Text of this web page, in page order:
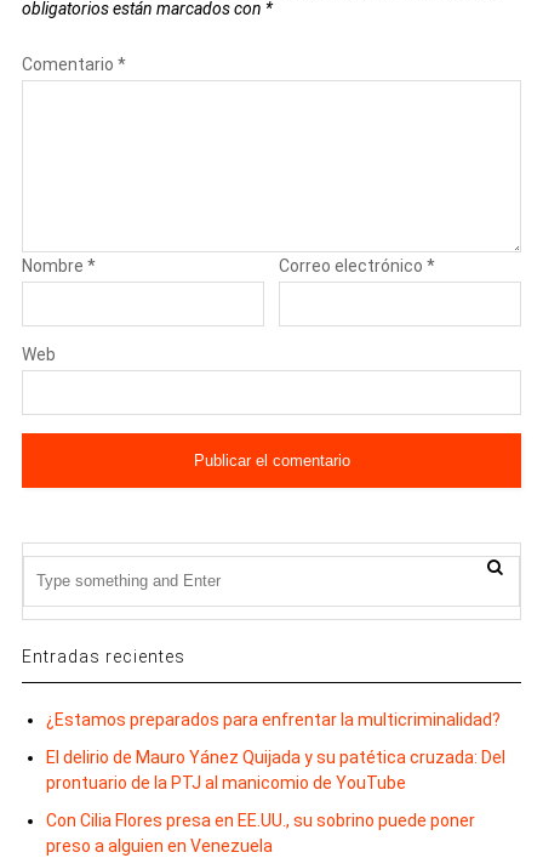
obligatorios están marcados con *
Comentario *
Nombre * Correo electrónico*
Web
Entradas recientes
¿Estamos preparados para enfrentar la multicriminalidad?
El delirio de Mauro Yánez Quijada y su patética cruzada: Del
prontuario de la PTJ al manicomio de YouTube
Con Cilia Flores presa en EE.UU., su sobrino puede poner
preso a alguien en Venezuela